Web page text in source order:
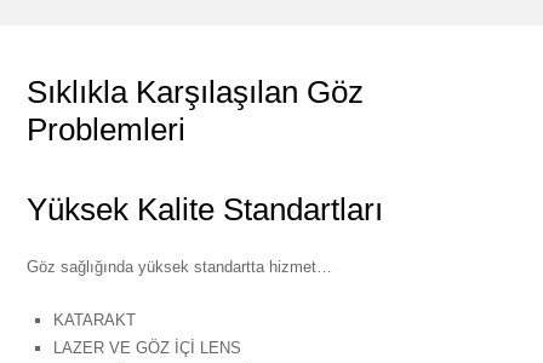
Sıklıkla Karşılaşılan Göz
Problemleri
Yüksek Kalite Standartları
Göz sağlığında yüksek standartta hizmet…
KATARAKT
LAZER VE GÖZ İÇİ LENS